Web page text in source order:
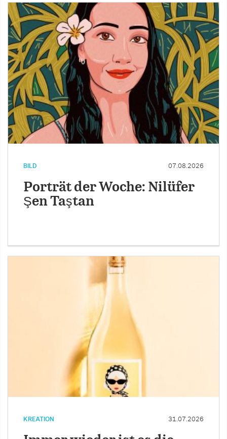
BILD 07.08.2026
Porträt der Woche: Nilüfer
Şen Taştan
KREATION 31.07.2026